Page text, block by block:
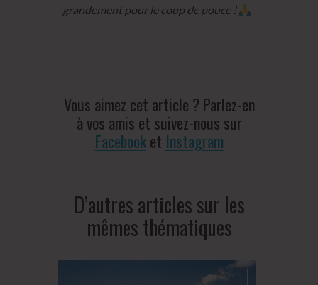
grandement pour le coup de pouce !
Vous aimez cet article ? Parlez-en
à vos amis et suivez-nous sur
Facebooket Instagram
D’autres articles sur les
mêmes thématiques